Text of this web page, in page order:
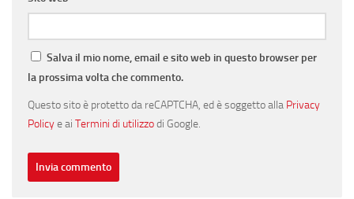
Salva il mio nome, email e sito web in questo browser per
la prossima volta che commento.
Questo sito è protetto da reCAPTCHA, ed è soggetto alla Privacy
Policye ai Termini di utilizzodi Google.